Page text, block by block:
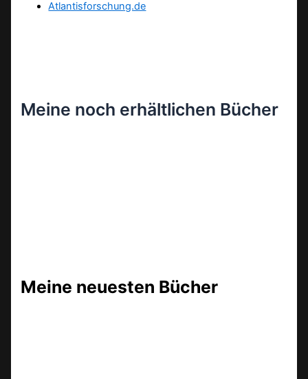
Atlantisforschung.de
Meine noch erhältlichen Bücher
Meine neuesten Bücher